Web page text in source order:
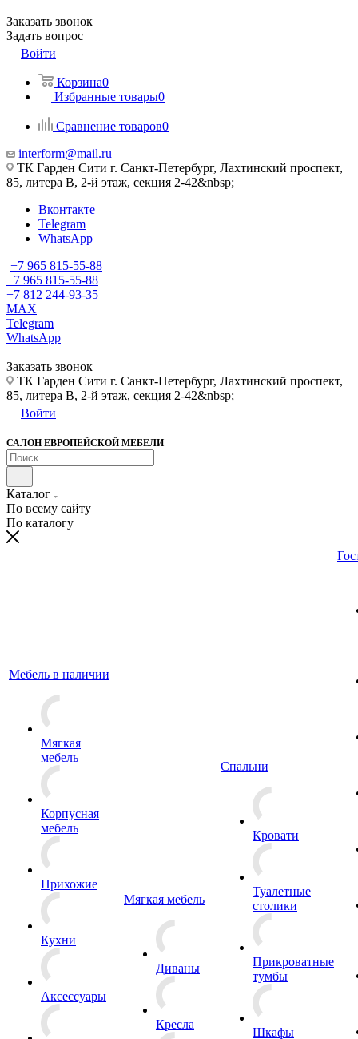
Заказать звонок
Задать вопрос
Войти
Корзина0
Избранные товары0
Сравнение товаров0
interform@mail.ru
ТК Гарден Сити г. Санкт-Петербург, Лахтинский проспект,
85, литера В, 2-й этаж, секция 2-42&nbsp;
Вконтакте
Telegram
WhatsApp
+7 965 815-55-88
+7 965 815-55-88
+7 812 244-93-35
MAX
Telegram
WhatsApp
Заказать звонок
ТК Гарден Сити г. Санкт-Петербург, Лахтинский проспект,
85, литера В, 2-й этаж, секция 2-42&nbsp;
Войти
САЛОН ЕВРОПЕЙСКОЙ МЕБЕЛИ
Каталог
По всему сайту
По каталогу
Мебель в наличии
Мягкая
мебель
Корпусная
мебель
Прихожие
Кухни
Аксессуары
Мягкая мебель
Диваны
Кресла
Спальни
Кровати
Туалетные
столики
Прикроватные
тумбы
Шкафы